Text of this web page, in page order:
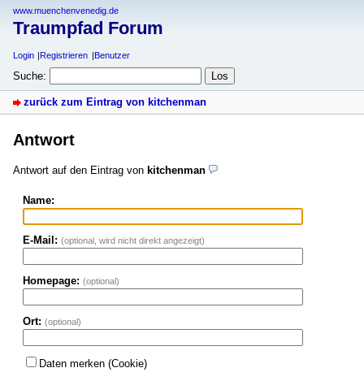
www.muenchenvenedig.de
Traumpfad Forum
Login Registrieren Benutzer
Suche:
zurück zum Eintrag von kitchenman
Antwort
Antwort auf den Eintrag von kitchenman
Name:
E-Mail: (optional, wird nicht direkt angezeigt)
Homepage: (optional)
Ort: (optional)
Daten merken (Cookie)